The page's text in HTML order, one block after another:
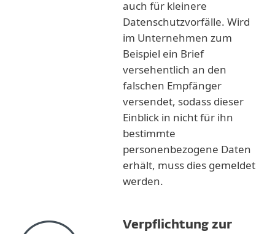
auch für kleinere
Datenschutzvorfälle. Wird
im Unternehmen zum
Beispiel ein Brief
versehentlich an den
falschen Empfänger
versendet, sodass dieser
Einblick in nicht für ihn
bestimmte
personenbezogene Daten
erhält, muss dies gemeldet
werden.
Verpflichtung zur